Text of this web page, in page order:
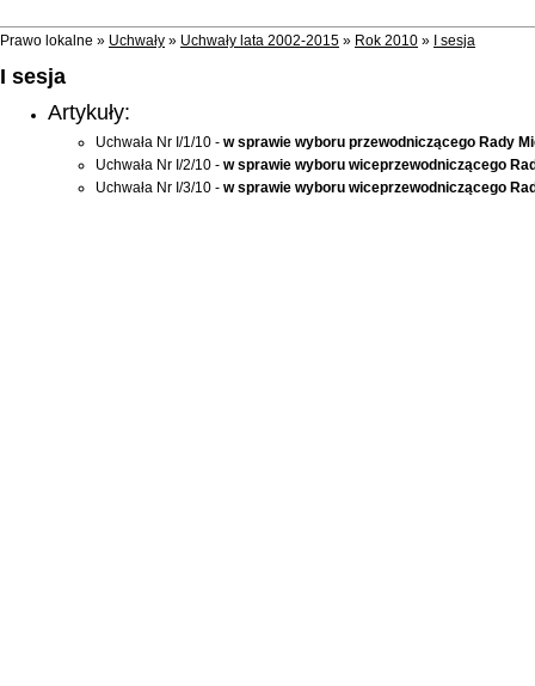
Prawo lokalne » Uchwały » Uchwały lata 2002-2015 » Rok 2010 » I sesja
I sesja
Artykuły:
Uchwała Nr I/1/10 - w sprawie wyboru przewodniczącego Rady
Uchwała Nr I/2/10 - w sprawie wyboru wiceprzewodniczącego
Uchwała Nr I/3/10 - w sprawie wyboru wiceprzewodniczącego